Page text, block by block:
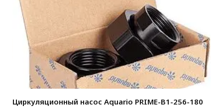
Циркуляционный насос Aquario PRIME-B1-256-180